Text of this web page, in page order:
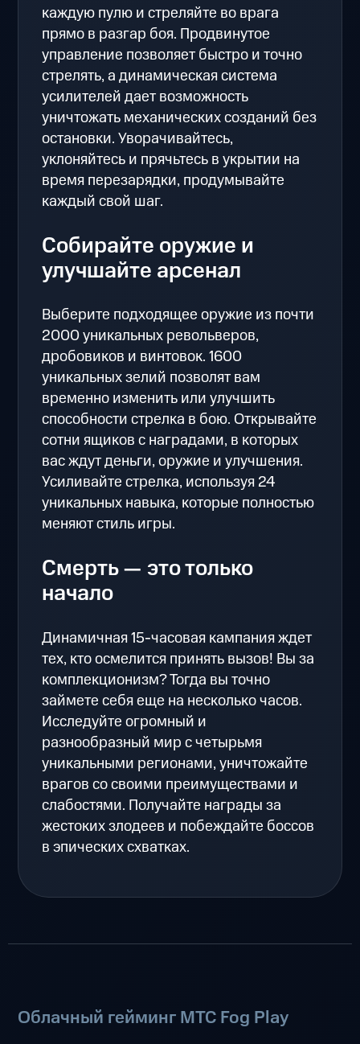
каждую пулю и стреляйте во врага
прямо в разгар боя. Продвинутое
управление позволяет быстро и точно
стрелять, а динамическая система
усилителей дает возможность
уничтожать механических созданий без
остановки. Уворачивайтесь,
уклоняйтесь и прячьтесь в укрытии на
время перезарядки, продумывайте
каждый свой шаг.
Собирайте оружие и
улучшайте арсенал
Выберите подходящее оружие из почти
2000 уникальных револьверов,
дробовиков и винтовок. 1600
уникальных зелий позволят вам
временно изменить или улучшить
способности стрелка в бою. Открывайте
сотни ящиков с наградами, в которых
вас ждут деньги, оружие и улучшения.
Усиливайте стрелка, используя 24
уникальных навыка, которые полностью
меняют стиль игры.
Смерть — это только
начало
Динамичная 15-часовая кампания ждет
тех, кто осмелится принять вызов! Вы за
комплекционизм? Тогда вы точно
займете себя еще на несколько часов.
Исследуйте огромный и
разнообразный мир с четырьмя
уникальными регионами, уничтожайте
врагов со своими преимуществами и
слабостями. Получайте награды за
жестоких злодеев и побеждайте боссов
в эпических схватках.
Облачный гейминг МТС Fog Play